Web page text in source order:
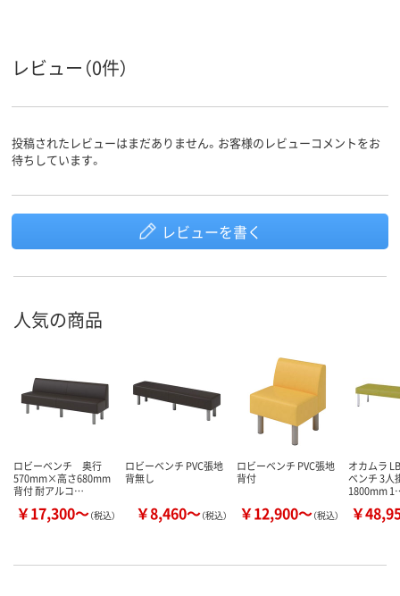
レビュー（0件）
投稿されたレビューはまだありません。お客様のレビューコメントをお
待ちしています。
レビューを書く
人気の商品
ロビーベンチ 奥行
570mm×高さ680mm
背付 耐アルコ…
￥17,300～（税込）
ロビーベンチ PVC張地
背無し
￥8,460～（税込）
ロビーベンチ PVC張地
背付
￥12,900～（税込）
オカムラ
ベンチ 3人
1800mm
￥